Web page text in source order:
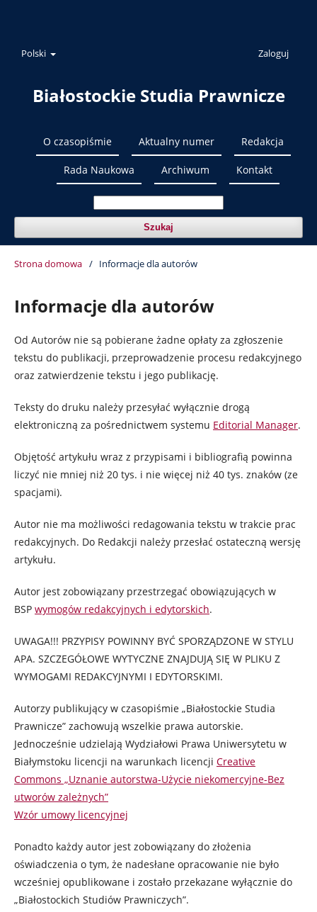
Polski Zaloguj
Białostockie Studia Prawnicze
O czasopiśmie Aktualny numer Redakcja
Rada Naukowa Archiwum Kontakt
Szukaj
Strona domowa / Informacje dla autorów
Informacje dla autorów
Od Autorów nie są pobierane żadne opłaty za zgłoszenie
tekstu do publikacji, przeprowadzenie procesu redakcyjnego
oraz zatwierdzenie tekstu i jego publikację.
Teksty do druku należy przesyłać wyłącznie drogą
elektroniczną za pośrednictwem systemu Editorial Manager.
Objętość artykułu wraz z przypisami i bibliografią powinna
liczyć nie mniej niż 20 tys. i nie więcej niż 40 tys. znaków (ze
spacjami).
Autor nie ma możliwości redagowania tekstu w trakcie prac
redakcyjnych. Do Redakcji należy przesłać ostateczną wersję
artykułu.
Autor jest zobowiązany przestrzegać obowiązujących w
BSP wymogów redakcyjnych i edytorskich.
UWAGA!!! PRZYPISY POWINNY BYĆ SPORZĄDZONE W STYLU
APA. SZCZEGÓŁOWE WYTYCZNE ZNAJDUJĄ SIĘ W PLIKU Z
WYMOGAMI REDAKCYJNYMI I EDYTORSKIMI.
Autorzy publikujący w czasopiśmie „Białostockie Studia
Prawnicze” zachowują wszelkie prawa autorskie.
Jednocześnie udzielają Wydziałowi Prawa Uniwersytetu w
Białymstoku licencji na warunkach licencji Creative
Commons „Uznanie autorstwa-Użycie niekomercyjne-Bez
utworów zależnych”
Wzór umowy licencyjnej
Ponadto każdy autor jest zobowiązany do złożenia
oświadczenia o tym, że nadesłane opracowanie nie było
wcześniej opublikowane i zostało przekazane wyłącznie do
„Białostockich Studiów Prawniczych”.